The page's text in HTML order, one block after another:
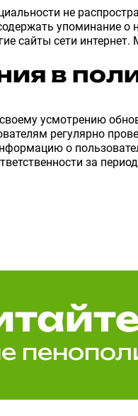
не
упоминание о
сайты сети
в
усмотрению
регулярно
о
за